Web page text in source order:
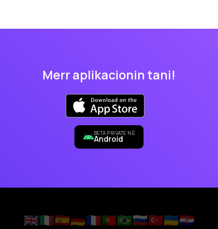
Merr aplikacionin tani!
BETA PRIVATE NË
Android
🇬🇧🇮🇹🇪🇸🇩🇪🇫🇷🇵🇹🇧🇷🇷🇺🇹🇷🇺🇦🇭🇷